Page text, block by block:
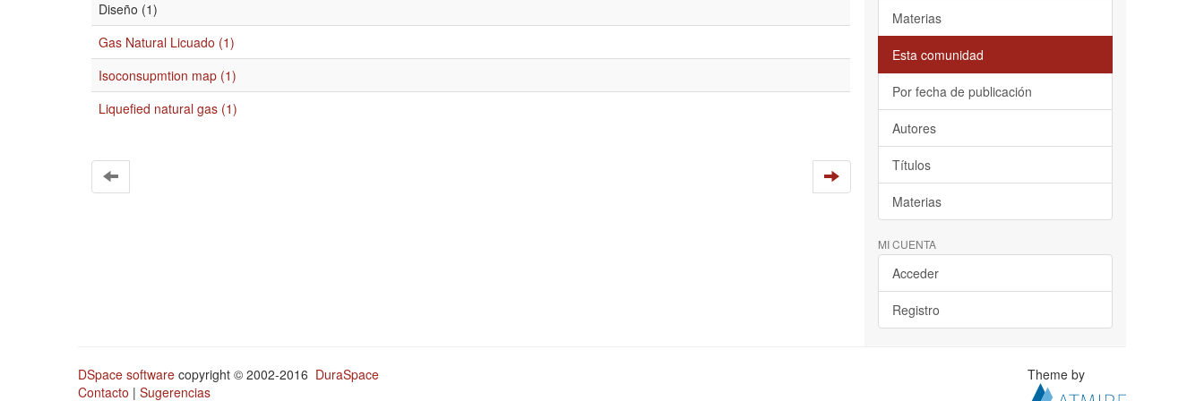
Diseño (1)
Gas Natural Licuado (1)
Isoconsupmtion map (1)
Liquefied natural gas (1)
Materias
Esta comunidad
Por fecha de publicación
Autores
Títulos
Materias
MI CUENTA
Acceder
Registro
DSpace software copyright © 2002-2016 DuraSpace
Contacto | Sugerencias
Theme by